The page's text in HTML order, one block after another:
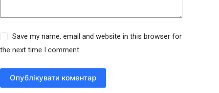
Save my name, email and website in this browser for
the next time I comment.
Опублікувати коментар